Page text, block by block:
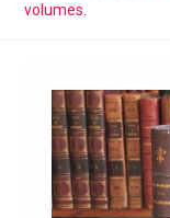
volumes.